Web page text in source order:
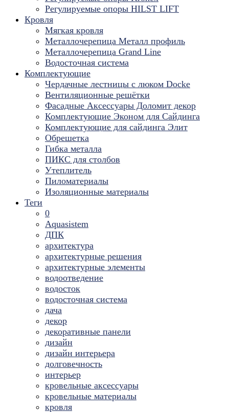
Регулируемые опоры HILST LIFT
Кровля
Мягкая кровля
Металлочерепица Металл профиль
Металлочерепица Grand Line
Водосточная система
Комплектующие
Чердачные лестницы с люком Docke
Вентиляционные решётки
Фасадные Аксессуары Доломит декор
Комплектующие Эконом для Сайдинга
Комплектующие для cайдинга Элит
Обрешетка
Гибка металла
ПИКС для столбов
Утеплитель
Пиломатериалы
Изоляционные материалы
Теги
0
Aquasistem
ДПК
архитектура
архитектурные решения
архитектурные элементы
водоотведение
водосток
водосточная система
дача
декор
декоративные панели
дизайн
дизайн интерьера
долговечность
интерьер
кровельные аксессуары
кровельные материалы
кровля